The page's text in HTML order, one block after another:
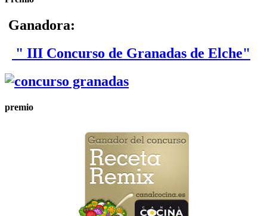
Ganadora:
" III Concurso de Granadas de Elche"
premio